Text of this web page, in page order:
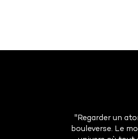
"Regarder un
bouleverse. Le